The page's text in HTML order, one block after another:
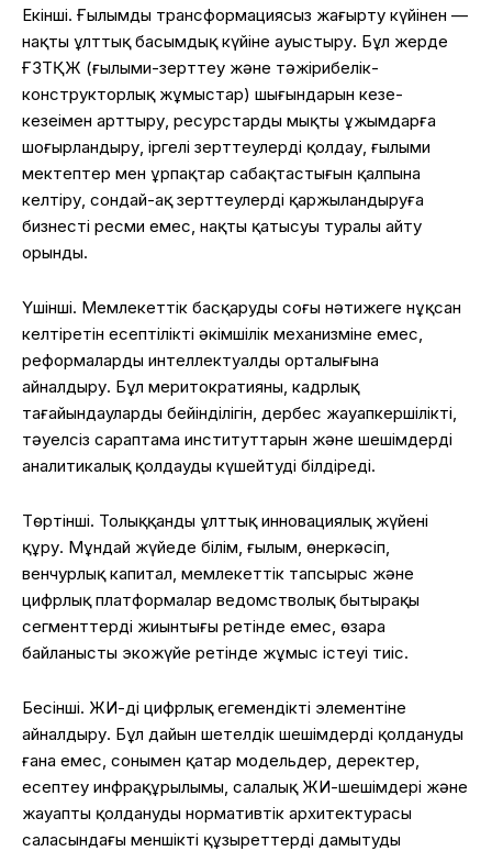
Екінші. Ғылымды трансформациясыз жаңғырту күйінен —
нақты ұлттық басымдық күйіне ауыстыру. Бұл жерде
ҒЗТҚЖ (ғылыми-зерттеу және тәжірибелік-
конструкторлық жұмыстар) шығындарын кезең-
кезеңімен арттыру, ресурстарды мықты ұжымдарға
шоғырландыру, іргелі зерттеулерді қолдау, ғылыми
мектептер мен ұрпақтар сабақтастығын қалпына
келтіру, сондай-ақ зерттеулерді қаржыландыруға
бизнестің ресми емес, нақты қатысуы туралы айту
орынды.
Үшінші. Мемлекеттік басқаруды соңғы нәтижеге нұқсан
келтіретін есептіліктің әкімшілік механизміне емес,
реформалардың интеллектуалды орталығына
айналдыру. Бұл меритократияны, кадрлық
тағайындаулардың бейінділігін, дербес жауапкершілікті,
тәуелсіз сараптама институттарын және шешімдерді
аналитикалық қолдауды күшейтуді білдіреді.
Төртінші. Толыққанды ұлттық инновациялық жүйені
құру. Мұндай жүйеде білім, ғылым, өнеркәсіп,
венчурлық капитал, мемлекеттік тапсырыс және
цифрлық платформалар ведомстволық бытыраңқы
сегменттердің жиынтығы ретінде емес, өзара
байланысты экожүйе ретінде жұмыс істеуі тиіс.
Бесінші. ЖИ-ді цифрлық егемендіктің элементіне
айналдыру. Бұл дайын шетелдік шешімдерді қолдануды
ғана емес, сонымен қатар модельдер, деректер,
есептеу инфрақұрылымы, салалық ЖИ-шешімдері және
жауапты қолданудың нормативтік архитектурасы
саласындағы меншікті құзыреттерді дамытуды